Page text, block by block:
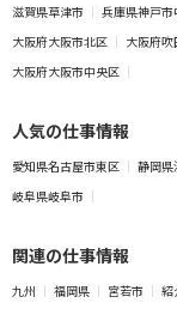
滋賀県草津市 兵庫県神戸市
大阪府大阪市北区
大阪府吹
大阪府大阪市中央区
人気の仕事情報
愛知県名古屋市東区 静岡県
岐阜県岐阜市
関連の仕事情報
九州 福岡県 宮若市 紹